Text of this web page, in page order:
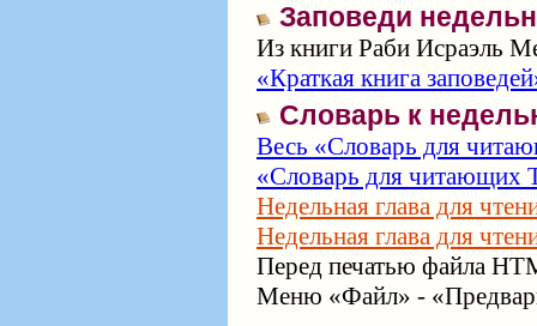
Заповеди
Из книги Раби Исраэль
«Краткая книга
Словарь к
Весь «Словарь для
«Словарь для читающих
Недельная глава для
Недельная глава для
Перед печатью файла
Меню «Файл» -